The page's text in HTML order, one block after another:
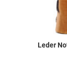
Leder